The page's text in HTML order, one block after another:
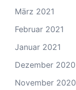
März 2021
Februar 2021
Januar 2021
Dezember 2020
November 2020